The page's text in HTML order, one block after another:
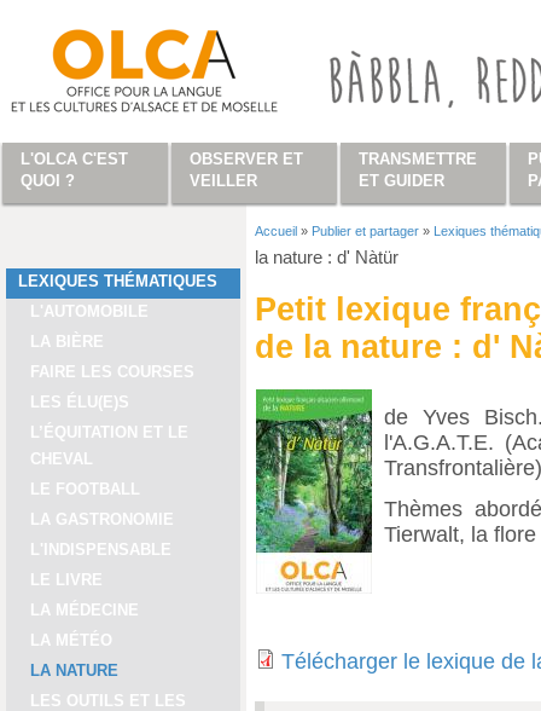
LEXIQUES THÉMATIQUES
L'AUTOMOBILE
LA BIÈRE
FAIRE LES COURSES
LES ÉLU(E)S
L’ÉQUITATION ET LE
CHEVAL
LE FOOTBALL
LA GASTRONOMIE
L'INDISPENSABLE
LE LIVRE
LA MÉDECINE
LA MÉTÉO
LA NATURE
LES OUTILS ET LES
Vous êtes ici
Accueil » Publier et partager » Lexiques
la nature : d' Nàtür
Petit lexique
de la nature : d'
de Yves
l'A.G.A.T.E.
Thèmes
Tierwalt, la
Télécharger le lexique de
L'OLCA C'EST
QUOI ?
OBSERVER ET
VEILLER
TRANSMETTRE
ET GUIDER